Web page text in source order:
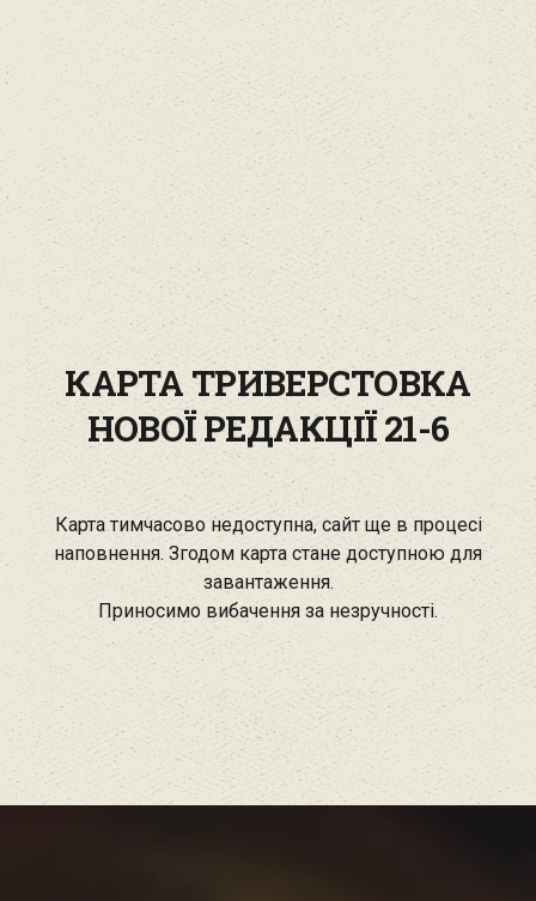
КАРТА ТРИВЕРСТОВКА
НОВОЇ РЕДАКЦІЇ 21-6
Карта тимчасово недоступна, сайт ще в процесі
наповнення. Згодом карта стане доступною для
завантаження.
Приносимо вибачення за незручності.